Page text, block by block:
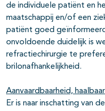
de individuele patiënt en
maatschappij en/of een
patiënt goed
onvoldoende duidelijk is
refractiechirurgie te
brilonafhankelijkheid.
Aanvaardbaarheid,
Er is naar inschatting van